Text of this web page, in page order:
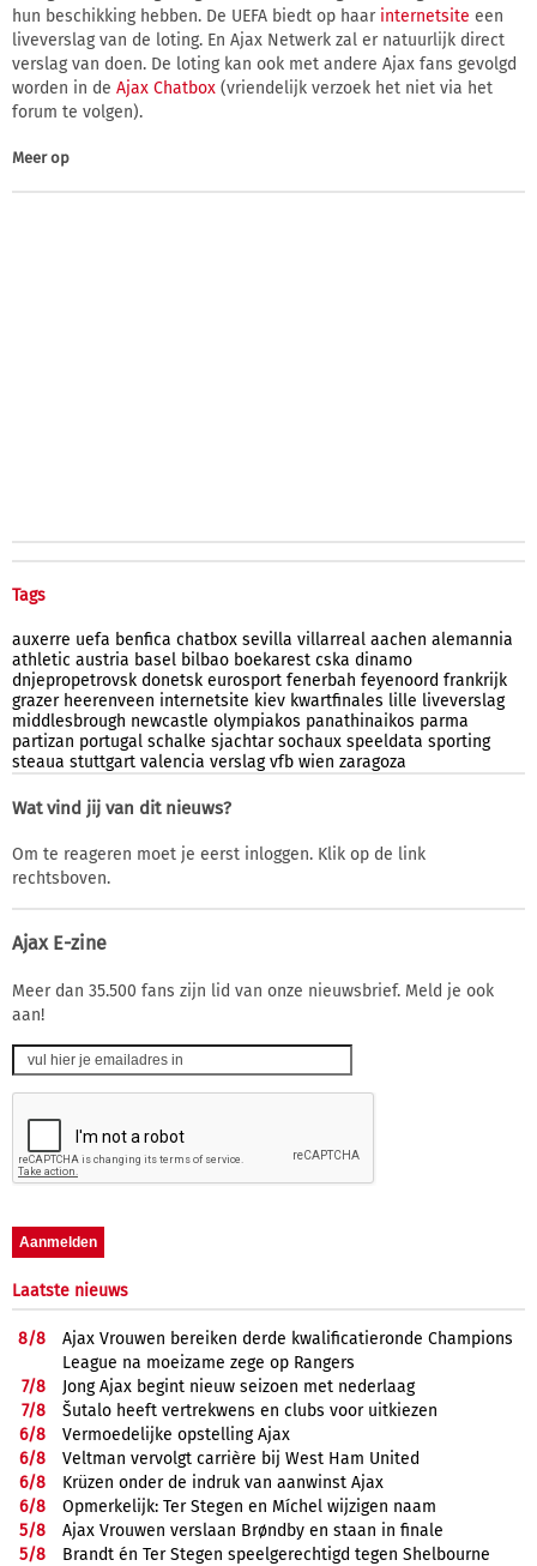
hun beschikking hebben. De UEFA biedt op haar internetsite een
liveverslag van de loting. En Ajax Netwerk zal er natuurlijk direct
verslag van doen. De loting kan ook met andere Ajax fans gevolgd
worden in de Ajax Chatbox (vriendelijk verzoek het niet via het
forum te volgen).
Meer op
Tags
auxerre uefa benfica chatbox sevilla villarreal aachen alemannia
athletic austria basel bilbao boekarest cska dinamo
dnjepropetrovsk donetsk eurosport fenerbah feyenoord frankrijk
grazer heerenveen internetsite kiev kwartfinales lille liveverslag
middlesbrough newcastle olympiakos panathinaikos parma
partizan portugal schalke sjachtar sochaux speeldata sporting
steaua stuttgart valencia verslag vfb wien zaragoza
Wat vind jij van dit nieuws?
Om te reageren moet je eerst inloggen. Klik op de link
rechtsboven.
Ajax E-zine
Meer dan 35.500 fans zijn lid van onze nieuwsbrief. Meld je ook
aan!
Laatste nieuws
8/8
Ajax Vrouwen bereiken derde kwalificatieronde Champions
League na moeizame zege op Rangers
7/8
Jong Ajax begint nieuw seizoen met nederlaag
7/8
Šutalo heeft vertrekwens en clubs voor uitkiezen
6/8
Vermoedelijke opstelling Ajax
6/8
Veltman vervolgt carrière bij West Ham United
6/8
Krüzen onder de indruk van aanwinst Ajax
6/8
Opmerkelijk: Ter Stegen en Míchel wijzigen naam
5/8
Ajax Vrouwen verslaan Brøndby en staan in finale
5/8
Brandt én Ter Stegen speelgerechtigd tegen Shelbourne